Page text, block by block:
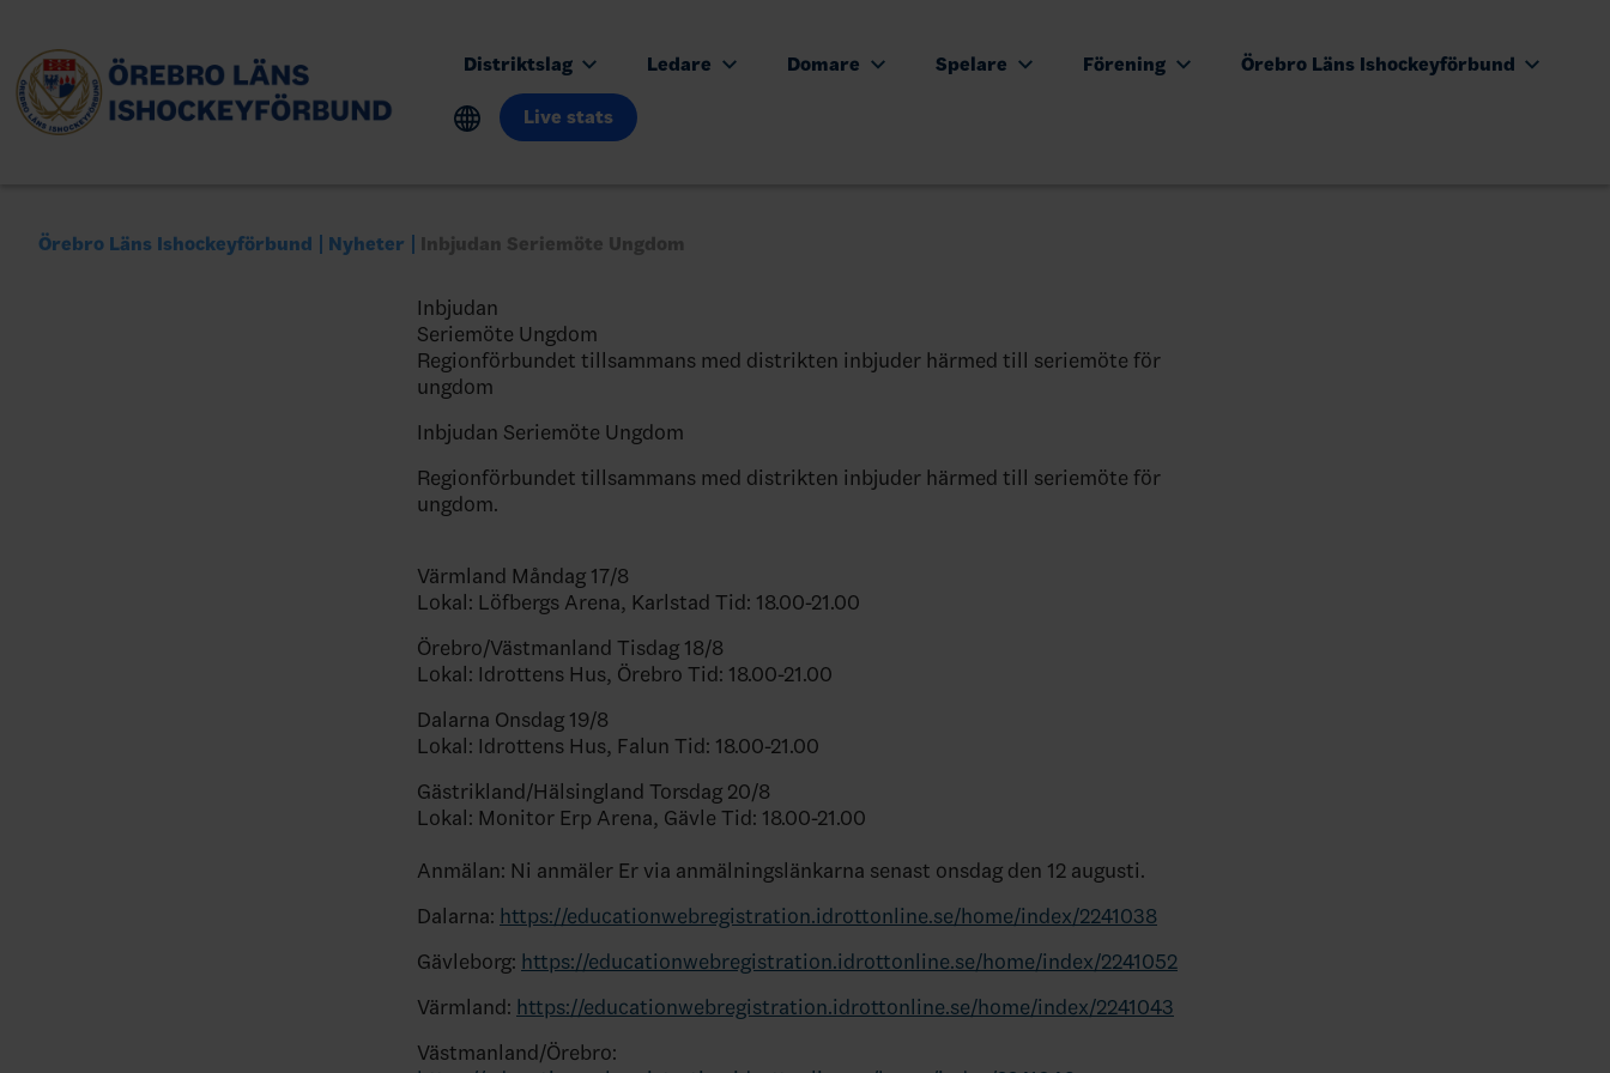
Distriktslag Ledare Domare Spelare Förening Örebro Läns Ishockeyförbund
Live stats
Örebro Läns Ishockeyförbund Nyheter Inbjudan Seriemöte Ungdom
Inbjudan
Seriemöte Ungdom
Regionförbundet tillsammans med distrikten inbjuder härmed till seriemöte för
ungdom
Inbjudan Seriemöte Ungdom
Regionförbundet tillsammans med distrikten inbjuder härmed till seriemöte för
ungdom.
Värmland Måndag 17/8
Lokal: Löfbergs Arena, Karlstad Tid: 18.00-21.00
Örebro/Västmanland Tisdag 18/8
Lokal: Idrottens Hus, Örebro Tid: 18.00-21.00
Dalarna Onsdag 19/8
Lokal: Idrottens Hus, Falun Tid: 18.00-21.00
Gästrikland/Hälsingland Torsdag 20/8
Lokal: Monitor Erp Arena, Gävle Tid: 18.00-21.00
Anmälan: Ni anmäler Er via anmälningslänkarna senast onsdag den 12 augusti.
Dalarna: https://educationwebregistration.idrottonline.se/home/index/2241038
Gävleborg: https://educationwebregistration.idrottonline.se/home/index/2241052
Värmland: https://educationwebregistration.idrottonline.se/home/index/2241043
Västmanland/Örebro: